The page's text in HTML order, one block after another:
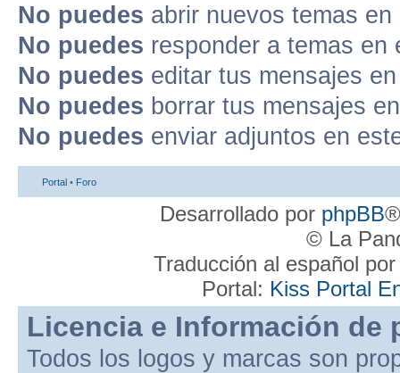
No puedes abrir nuevos temas
No puedes responder a temas en
No puedes editar tus mensajes
No puedes borrar tus mensajes
No puedes enviar adjuntos en
Portal • Foro
Desarrollado por phpBB
© La
Traducción al español
Portal: Kiss Portal
Licencia e Información de
Todos los logos y marcas son